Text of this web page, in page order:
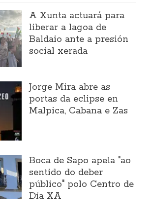
A Xunta actuará para
liberar a lagoa de
Baldaio ante a presión
social xerada
Jorge Mira abre as
portas da eclipse en
Malpica, Cabana e Zas
Boca de Sapo apela "ao
sentido do deber
público" polo Centro de
Día XA